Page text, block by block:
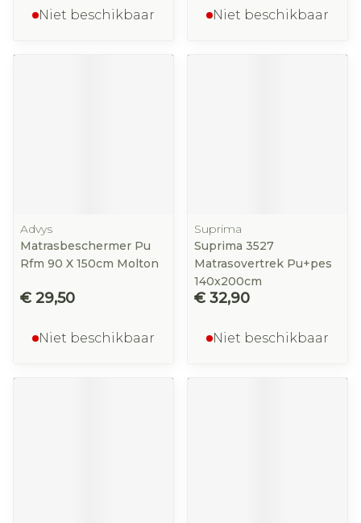
Niet beschikbaar Niet beschikbaar
Advys
Matrasbeschermer Pu
Rfm 90 X 150cm Molton
€ 29,50
Niet beschikbaar
Suprima
Suprima 3527
Matrasovertrek Pu+pes
140x200cm
€ 32,90
Niet beschikbaar